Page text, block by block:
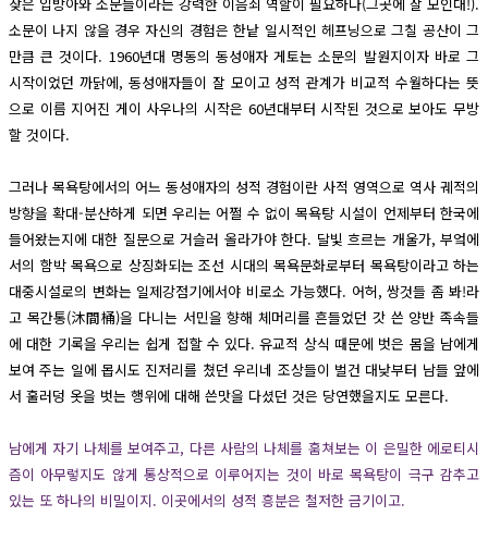
소문이 나지 않을 경우 자신의 경험은 한낱 일시적인 헤프닝으로 그칠 공산이 그
만큼 큰 것이다. 1960년대 명동의 동성애자 게토는 소문의 발원지이자 바로 그
시작이었던 까닭에, 동성애자들이 잘 모이고 성적 관계가 비교적 수월하다는 뜻
으로 이름 지어진 게이 사우나의 시작은 60년대부터 시작된 것으로 보아도 무방
할 것이다.
그러나 목욕탕에서의 어느 동성애자의 성적 경험이란 사적 영역으로 역사 궤적의
방향을 확대-분산하게 되면 우리는 어쩔 수 없이 목욕탕 시설이 언제부터 한국에
들어왔는지에 대한 질문으로 거슬러 올라가야 한다. 달빛 흐르는 개울가, 부엌에
서의 함박 목욕으로 상징화되는 조선 시대의 목욕문화로부터 목욕탕이라고 하는
대중시설로의 변화는 일제강점기에서야 비로소 가능했다. 어허, 쌍것들 좀 봐!라
고 목간통(沐間桶)을 다니는 서민을 향해 체머리를 흔들었던 갓 쓴 양반 족속들
에 대한 기록을 우리는 쉽게 접할 수 있다. 유교적 상식 때문에 벗은 몸을 남에게
보여 주는 일에 몹시도 진저리를 쳤던 우리네 조상들이 벌건 대낮부터 남들 앞에
서 훌러덩 옷을 벗는 행위에 대해 쓴맛을 다셨던 것은 당연했을지도 모른다.
남에게 자기 나체를 보여주고, 다른 사람의 나체를 훔쳐보는 이 은밀한 에로티시
즘이 아무렇지도 않게 통상적으로 이루어지는 것이 바로 목욕탕이 극구 감추고
있는 또 하나의 비밀이지. 이곳에서의 성적 흥분은 철저한 금기이고.